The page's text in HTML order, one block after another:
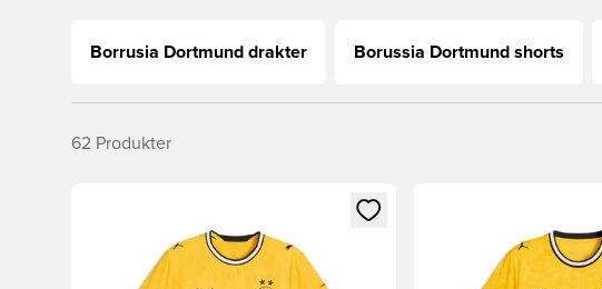
klubbens gule og sorte farger. Unisport tilbyr alltid gode priser og hurtig
Borrusia Dortmund drakter Borussia Dortmund shorts
62 Produkter
Åpner en Modal for å logge inn eller registrere deg som medlem
Åpner en Modal for å